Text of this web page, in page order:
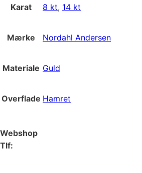
Karat 8 kt, 14 kt
Mærke Nordahl Andersen
Materiale Guld
Overflade Hamret
Webshop
Tlf: